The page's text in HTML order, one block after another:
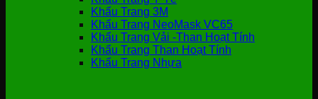
Khẩu Trang 3M
Khẩu Trang NeoMask VC65
Khẩu Trang Vải -Than Hoạt Tính
Khẩu Trang Than Hoạt Tính
Khẩu Trang Nhựa